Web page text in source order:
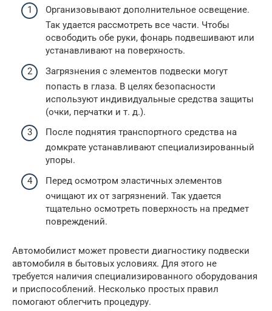
Организовывают дополнительное освещение.
Так удается рассмотреть все части. Чтобы
освободить обе руки, фонарь подвешивают или
устанавливают на поверхность.
Загрязнения с элементов подвески могут
попасть в глаза. В целях безопасности
используют индивидуальные средства защиты
(очки, перчатки и т. д.).
После поднятия транспортного средства на
домкрате устанавливают специализированный
упоры.
Перед осмотром эластичных элементов
очищают их от загрязнений. Так удается
тщательно осмотреть поверхность на предмет
повреждений.
Автомобилист может провести диагностику подвески
автомобиля в бытовых условиях. Для этого не
требуется наличия специализированного оборудования
и приспособлений. Несколько простых правил
помогают облегчить процедуру.